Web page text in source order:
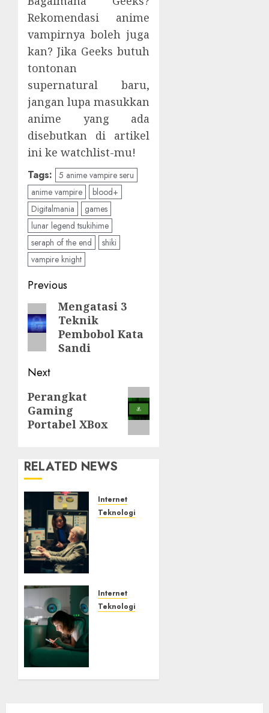
Rekomendasi anime
vampirnya boleh juga
kan? Jika Geeks butuh
tontonan
supernatural baru,
jangan lupa masukkan
anime yang ada
disebutkan di artikel
ini ke watchlist-mu!
Tags: 5 anime vampire seru
anime vampire
blood+
Digitalmania
games
lunar legend tsukihime
seraph of the end
shiki
vampire knight
Post
navigation
Previous
Previous
post:
Mengatasi 3
Teknik
Pembobol Kata
Sandi
Next
Next
post:
Perangkat
Gaming
Portabel XBox
RELATED NEWS
Internet
Teknologi
Senyap
Internet
Teknologi